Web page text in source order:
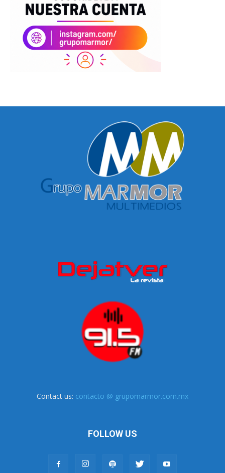
Contact us: contacto @ grupomarmor.com.mx
FOLLOW US